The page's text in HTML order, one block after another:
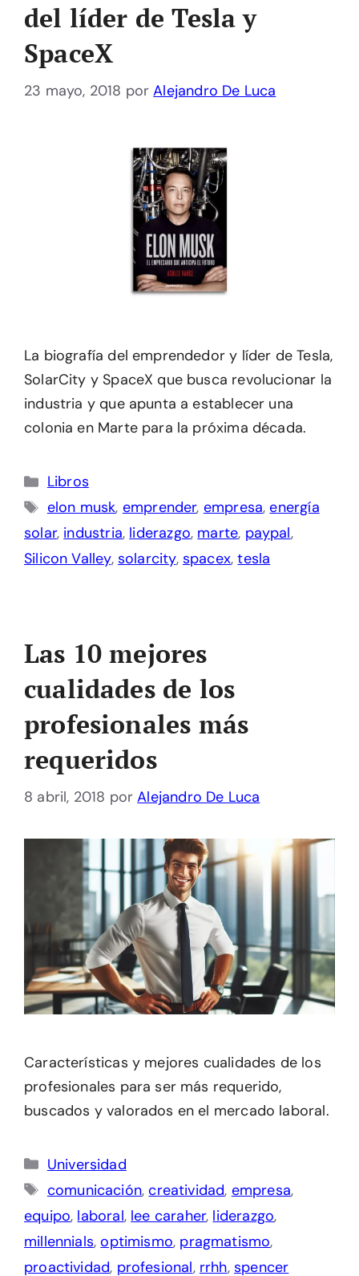
del líder de Tesla y
SpaceX
23 mayo, 2018 porAlejandro De Luca
La biografía del emprendedor y líder de Tesla,
SolarCity y SpaceX que busca revolucionar la
industria y que apunta a establecer una
colonia en Marte para la próxima década.
Categorías
Libros
Etiquetas
elon musk, emprender, empresa,energía
solar, industria, liderazgo, marte, paypal,
Silicon Valley, solarcity, spacex,tesla
Las 10 mejores
cualidades de los
profesionales más
requeridos
8 abril, 2018 porAlejandro De Luca
Características y mejores cualidades de los
profesionales para ser más requerido,
buscados y valorados en el mercado laboral.
Categorías
Universidad
Etiquetas
comunicación,creatividad, empresa,
equipo, laboral, lee caraher, liderazgo,
millennials,optimismo, pragmatismo,
proactividad, profesional, rrhh,spencer